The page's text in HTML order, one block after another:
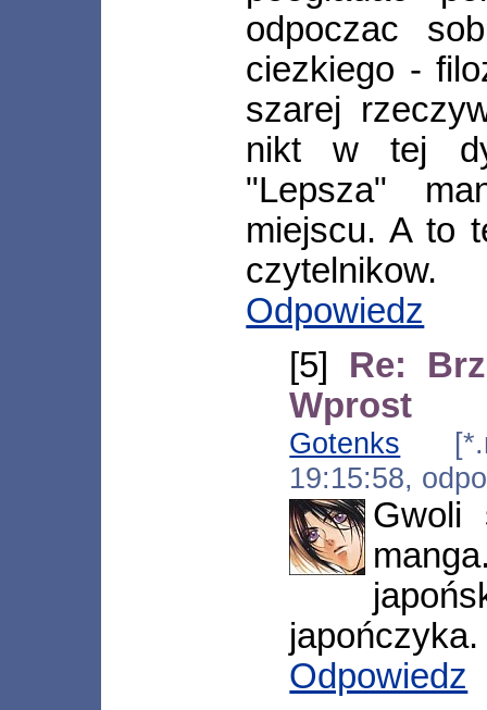
odpoczac
ciezkiego -
szarej
nikt w tej
"Lepsza"
miejscu. A to
czytelnikow.
Odpowiedz
[5] Re:
Wprost
Gotenks
19:15:58,
Gwoli
japończyka.
Odpowiedz